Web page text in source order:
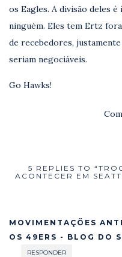
os Eagles. A divisão deles
ninguém. Eles tem Ertz
de recebedores,
seriam negociáveis.
Go Hawks!
5 REPLIES TO
ACONTECER EM
MOVIMENTAÇÕES
OS 49ERS - BLOG DO
RESPONDER